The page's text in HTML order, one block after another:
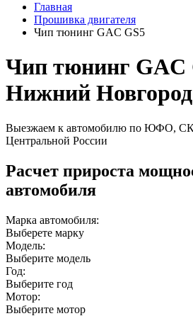
Главная
Прошивка двигателя
Чип тюнинг GAC GS5
Чип тюнинг GAC
Нижний Новгород
Выезжаем к автомобилю по ЮФО,
Центральной России
Расчет прироста
автомобиля
Марка автомобиля:
Выберете марку
Модель:
Выберите модель
Год:
Выберите год
Мотор:
Выберите мотор